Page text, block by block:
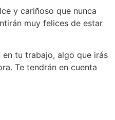
y cariñoso que nunca
muy felices de estar
tu trabajo, algo que irás
Te tendrán en cuenta